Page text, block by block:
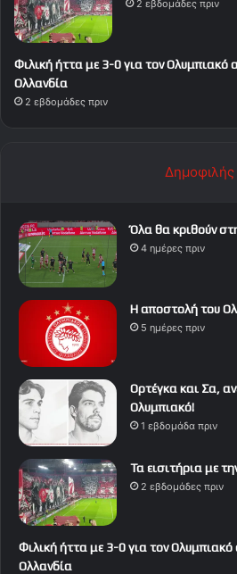
2 εβδομάδες πριν
Φιλική ήττα με 3-0 για τον Ολυμπιακό
Ολλανδία
2 εβδομάδες πριν
Δημοφιλής
Όλα θα κριθούν
4 ημέρες πριν
Η αποστολή του
5 ημέρες πριν
Ορτέγκα και Σα,
Ολυμπιακό!
1 εβδομάδα πριν
Τα εισιτήρια με
2 εβδομάδες πριν
Φιλική ήττα με 3-0 για τον
Ολλανδία